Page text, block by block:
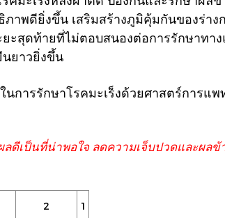
ภาพดียิ่งขึ้น เสริมสร้างภูมิคุ้มกันของร่าง
ยะสุดท้ายที่ไม่ตอบสนองต่อการรักษาทา
ยาวยิ่งขึ้น
การรักษาโรคมะเร็งด้วยศาสตร์การแ
ลดีเป็นที่น่าพอใจ ลดความเจ็บปวดและผลข้
2 1